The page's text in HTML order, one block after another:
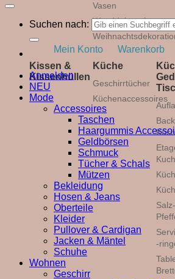
Vasen
Wanddekoration
Kissen &
Kissenhüllen
Küche
Geschirrtücher
Küchenaccessoires
-
Suchen nach:
Mein Konto Warenkorb
Anmelden
NEU
Mode
Accessoires
Taschen
Haargummis
Geldbörsen
Schmuck
Tücher & Schals
Mützen
Bekleidung
Hosen & Jeans
Oberteile
Kleider
Pullover & Cardigan
Jacken & Mäntel
Schuhe
Wohnen
Geschirr